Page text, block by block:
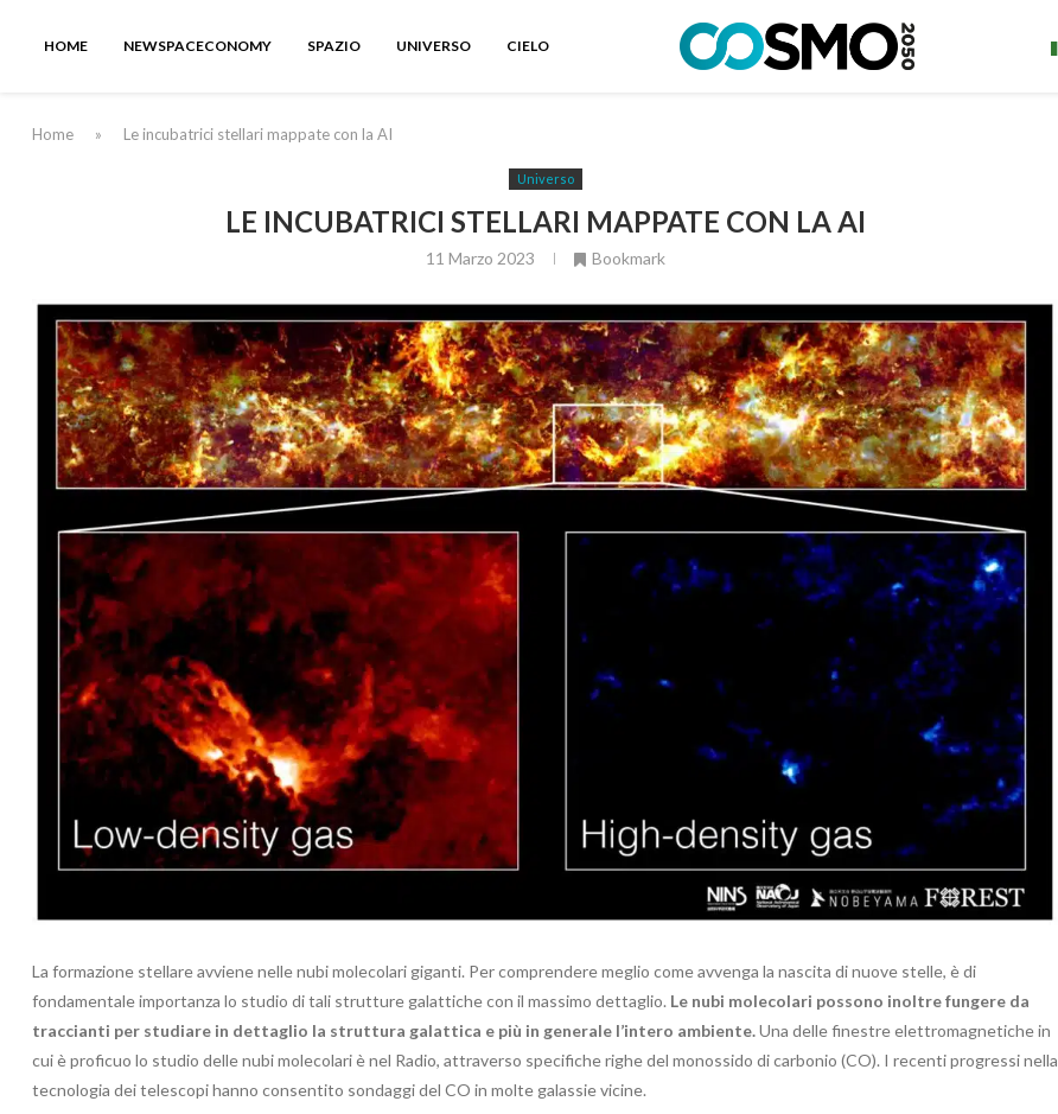
HOME NEWSPACECONOMY SPAZIO UNIVERSO CIELO
Home » Le incubatrici stellari mappate con la AI
Universo
LE INCUBATRICI STELLARI MAPPATE CON LA AI
11 Marzo 2023 Bookmark
La formazione stellare avviene nelle nubi molecolari giganti. Per comprendere meglio come avvenga la nascita di nuove stelle, è di
fondamentale importanza lo studio di tali strutture galattiche con il massimo dettaglio. Le nubi molecolari possono inoltre fungere da
traccianti per studiare in dettaglio la struttura galattica e più in generale l’intero ambiente.Una delle finestre elettromagnetiche in
cui è proficuo lo studio delle nubi molecolari è nel Radio, attraverso specifiche righe del monossido di carbonio (CO). I recenti progressi nella
tecnologia dei telescopi hanno consentito sondaggi del CO in molte galassie vicine.